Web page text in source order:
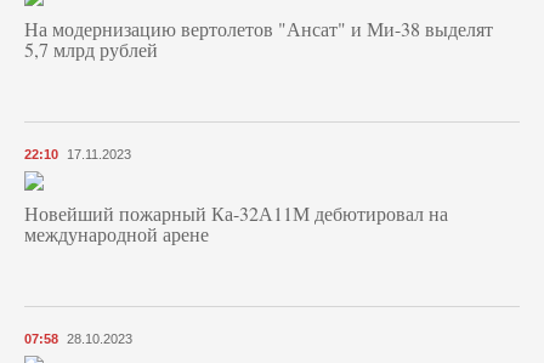
На модернизацию вертолетов "Ансат" и Ми-38 выделят
5,7 млрд рублей
22:10 17.11.2023
Новейший пожарный Ка-32А11М дебютировал на
международной арене
07:58 28.10.2023